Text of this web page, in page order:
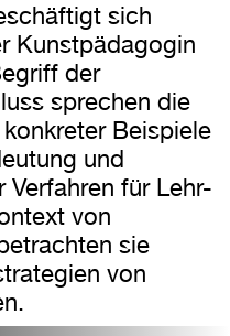
sich
Kunstpädagogin
der
sprechen die
Beispiele
und
für Lehr-
von
sie
von